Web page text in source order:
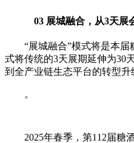
03 展城融合，从3天展
“展城融合”模式将是本
式将传统的3天展期延伸为30
到全产业链生态平台的转型升
。
2025年春季，第112届糖